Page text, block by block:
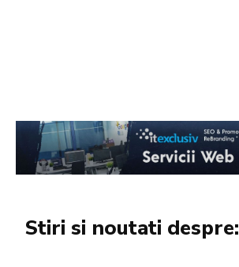
Stiri si noutati despre: